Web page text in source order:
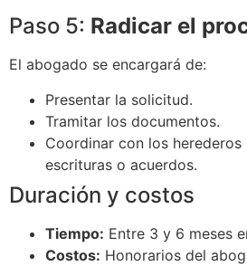
Paso 5: Radicar el
El abogado se encargará de:
Presentar la solicitud.
Tramitar los documentos.
Coordinar con los
escrituras o acuerdos.
Duración y costos
Tiempo: Entre 3 y 6 meses
Costos: Honorarios del